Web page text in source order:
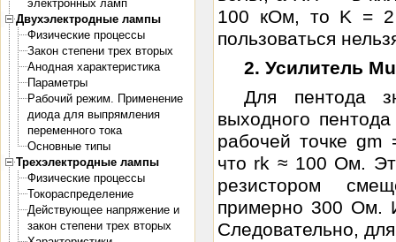
электронных ламп
Двухэлектродные лампы
Физические процессы
Закон степени трех вторых
Анодная характеристика
Параметры
Рабочий режим. Применение
диода для выпрямления
переменного тока
Основные типы
Трехэлектродные лампы
Физические процессы
Токораспределение
Действующее напряжение и
закон степени трех вторых
100 кОм, то K =
пользоваться
2. Усилитель
Для пентода
выходного
рабочей точке gm
что rk ≈ 100 Ом.
резистором
примерно 300 Ом.
Следовательно,